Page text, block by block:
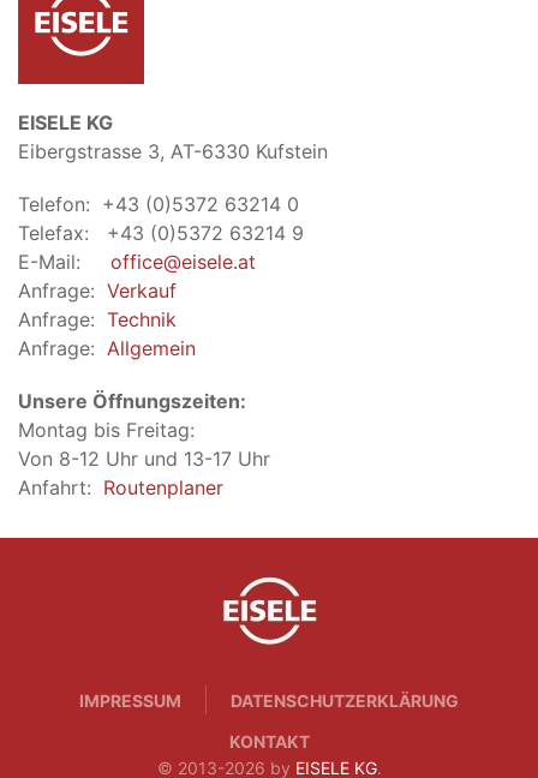
EISELE KG
Eibergstrasse 3, AT-6330 Kufstein
Telefon: +43 (0)5372 63214 0
Telefax: +43 (0)5372 63214 9
E-Mail: office@eisele.at
Anfrage: Verkauf
Anfrage: Technik
Anfrage: Allgemein
Unsere Öffnungszeiten:
Montag bis Freitag:
Von 8-12 Uhr und 13-17 Uhr
Anfahrt: Routenplaner
IMPRESSUM
DATENSCHUTZERKLÄRUNG
KONTAKT
© 2013-2026 by EISELE KG.